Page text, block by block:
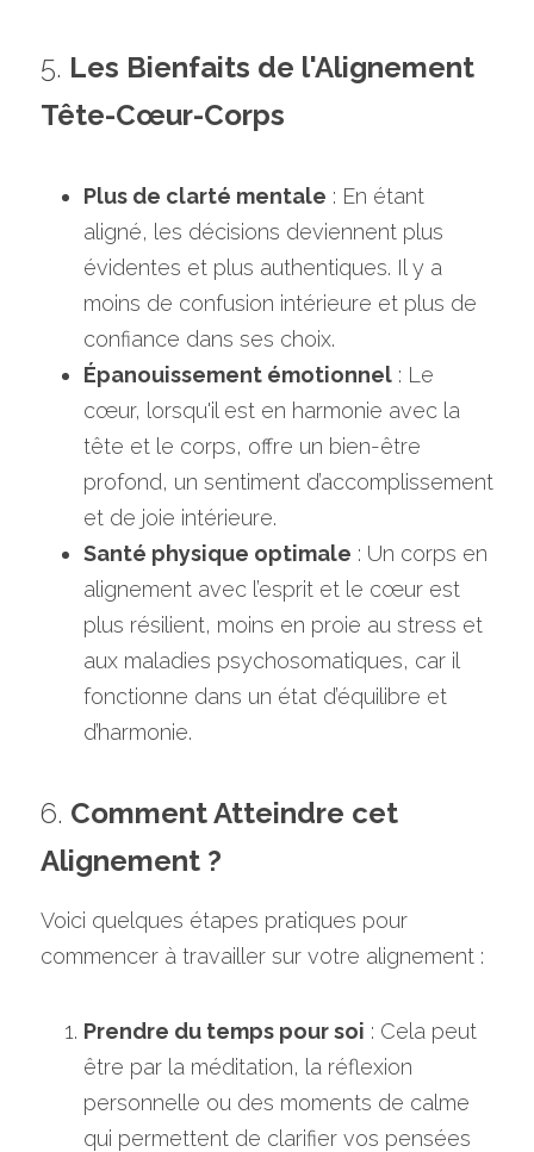
5. Les Bienfaits de l'Alignement
Tête-Cœur-Corps
Plus de clarté mentale : En étant
aligné, les décisions deviennent plus
évidentes et plus authentiques. Il y a
moins de confusion intérieure et plus de
confiance dans ses choix.
Épanouissement émotionnel : Le
cœur, lorsqu'il est en harmonie avec la
tête et le corps, offre un bien-être
profond, un sentiment d’accomplissement
et de joie intérieure.
Santé physique optimale : Un corps en
alignement avec l’esprit et le cœur est
plus résilient, moins en proie au stress et
aux maladies psychosomatiques, car il
fonctionne dans un état d’équilibre et
d’harmonie.
6. Comment Atteindre cet
Alignement ?
Voici quelques étapes pratiques pour
commencer à travailler sur votre alignement :
Prendre du temps pour soi : Cela peut
être par la méditation, la réflexion
personnelle ou des moments de calme
qui permettent de clarifier vos pensées